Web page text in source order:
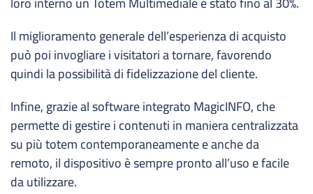
Il miglioramento generale dell’esperienza di acquisto
può poi invogliare i visitatori a tornare, favorendo
quindi la possibilità di fidelizzazione del cliente.
Infine, grazie al software integrato MagicINFO, che
permette di gestire i contenuti in maniera centralizzata
su più totem contemporaneamente e anche da
remoto, il dispositivo è sempre pronto all’uso e facile
da utilizzare.